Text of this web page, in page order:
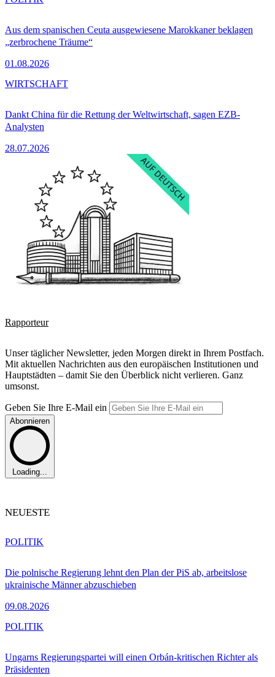
Aus dem spanischen Ceuta ausgewiesene Marokkaner beklagen
„zerbrochene Träume“
01.08.2026
Dankt China für die Rettung der Weltwirtschaft, sagen EZB-
Analysten
28.07.2026
WIRTSCHAFT
Rapporteur
Unser täglicher Newsletter, jeden Morgen direkt in Ihrem Postfach.
Mit aktuellen Nachrichten aus den europäischen Institutionen und
Hauptstädten – damit Sie den Überblick nicht verlieren. Ganz
umsonst.
Geben Sie Ihre E-Mail ein
Abonnieren
Loading...
NEUESTE
Die polnische Regierung lehnt den Plan der PiS ab, arbeitslose
ukrainische Männer abzuschieben
09.08.2026
POLITIK
Ungarns Regierungspartei will einen Orbán-kritischen Richter als
Präsidenten
POLITIK